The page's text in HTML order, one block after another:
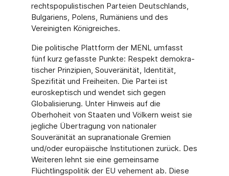
rechtspo­pulistischen Parteien Deutschlands,
Bulgariens, Polens, Rumäniens und des
Vereinigten Königreiches.
Die politische Plattform der MENL umfasst
fünf kurz gefasste Punkte: Respekt demokra­
tischer Prinzipien, Souveränität, Identität,
Spezifität und Freiheiten. Die Partei ist
euroskeptisch und wendet sich gegen
Globalisierung. Unter Hinweis auf die
Oberhoheit von Staaten und Völkern weist sie
jegliche Übertragung von nationaler
Souveränität an su­pranationale Gremien
und/oder europäische Institutionen zurück. Des
Weiteren lehnt sie eine gemeinsame
Flüchtlingspolitik der EU vehement ab. Diese